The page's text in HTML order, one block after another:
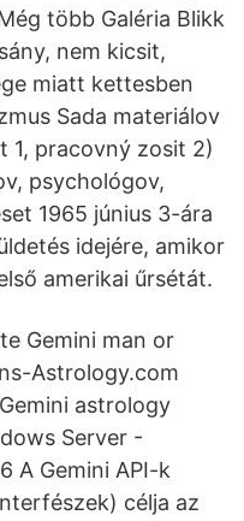
több Galéria Blikk
nem kicsit,
miatt kettesben
Sada materiálov
1, pracovný zosit 2)
psychológov,
1965 június 3-ára
idejére, amikor
amerikai űrsétát.
Gemini man or
Astrology.com
astrology
Server -
A Gemini API-k
célja az